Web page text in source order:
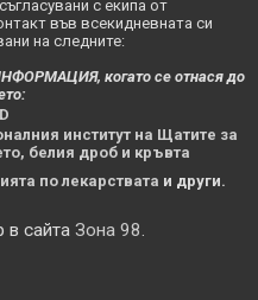
с екипа от
във всекидневната си
на следните:
когато се отнася до
институт на Щатите за
белия дроб и кръвта
по лекарствата и други.
в сайтаЗона 98.